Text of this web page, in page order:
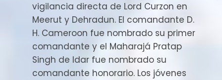
vigilancia directa de Lord Curzon en
Meerut y Dehradun. El comandante D.
H. Cameroon fue nombrado su primer
comandante y el Maharajá Pratap
Singh de Idar fue nombrado su
comandante honorario. Los jóvenes